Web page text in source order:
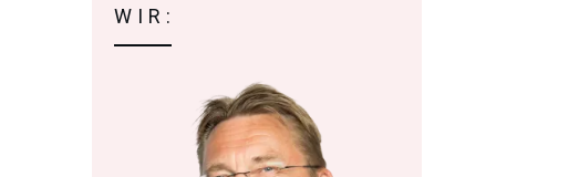
WIR: